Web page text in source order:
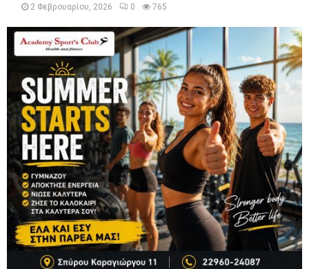
2 Φεβρουαρίου, 2026 0 765